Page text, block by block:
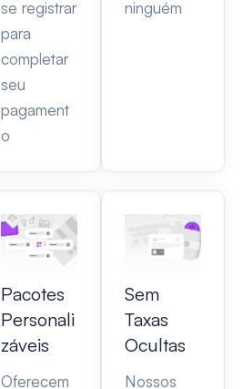
se registrar
para
completar
seu
pagament
o
ninguém
Pacotes
Personali
záveis
Oferecem
Sem
Taxas
Ocultas
Nossos